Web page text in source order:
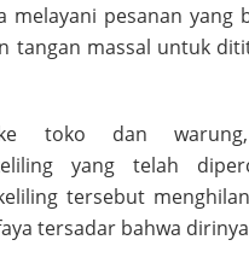
melayani pesanan yang
tangan massal untuk
toko dan
yang telah
tersebut
tersadar bahwa